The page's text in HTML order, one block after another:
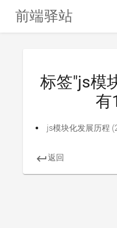
前端驿站
标签"js模
有
js模块化发展历程 (
返回